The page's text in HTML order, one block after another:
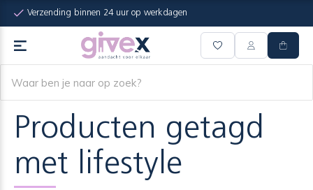
Verzending binnen 24 uur op werkdagen
Producten getagd
met lifestyle